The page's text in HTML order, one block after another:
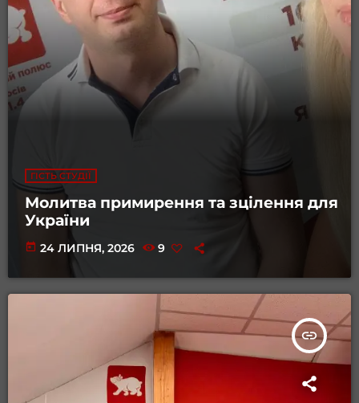
ГІСТЬ СТУДІЇ
Молитва примирення та зцілення для
України
today 24 ЛИПНЯ, 2026 9
insert_link